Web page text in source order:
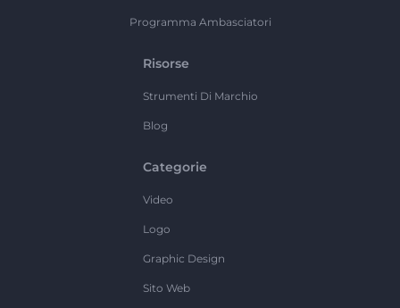
Programma Ambasciatori
Risorse
Strumenti Di Marchio
Blog
Categorie
Video
Logo
Graphic Design
Sito Web